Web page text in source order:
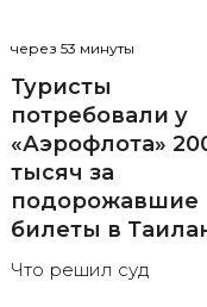
через 53 минуты
Туристы
потребовали у
«Аэрофлота»
тысяч за
подорожавшие
билеты в
Что решил суд